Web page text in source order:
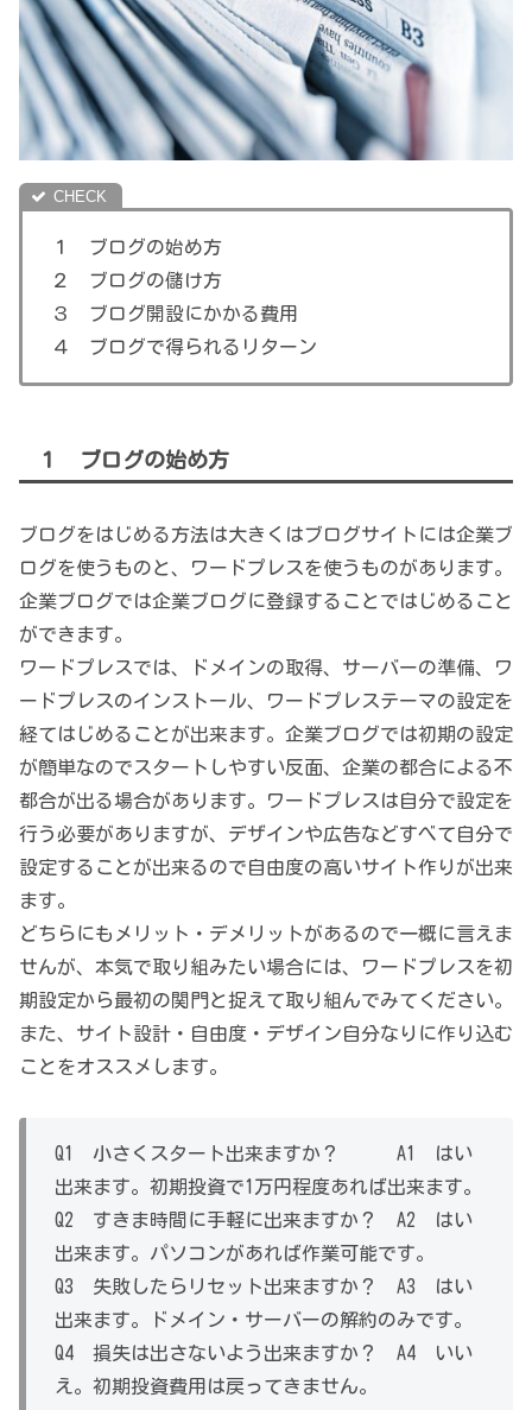
１ ブログの始め方
２ ブログの儲け方
３ ブログ開設にかかる費用
４ ブログで得られるリターン
１ ブログの始め方
ブログをはじめる方法は大きくはブログサイトには企業ブ
ログを使うものと、ワードプレスを使うものがあります。
企業ブログでは企業ブログに登録することではじめること
ができます。
ワードプレスでは、ドメインの取得、サーバーの準備、ワ
ードプレスのインストール、ワードプレステーマの設定を
経てはじめることが出来ます。企業ブログでは初期の設定
が簡単なのでスタートしやすい反面、企業の都合による不
都合が出る場合があります。ワードプレスは自分で設定を
行う必要がありますが、デザインや広告などすべて自分で
設定することが出来るので自由度の高いサイト作りが出来
ます。
どちらにもメリット・デメリットがあるので一概に言えま
せんが、本気で取り組みたい場合には、ワードプレスを初
期設定から最初の関門と捉えて取り組んでみてください。
また、サイト設計・自由度・デザイン自分なりに作り込む
ことをオススメします。
Q1 小さくスタート出来ますか？ A1 はい
出来ます。初期投資で1万円程度あれば出来ます。
Q2 すきま時間に手軽に出来ますか？ A2 はい
出来ます。パソコンがあれば作業可能です。
Q3 失敗したらリセット出来ますか？ A3 はい
出来ます。ドメイン・サーバーの解約のみです。
Q4 損失は出さないよう出来ますか？ A4 いい
え。初期投資費用は戻ってきません。